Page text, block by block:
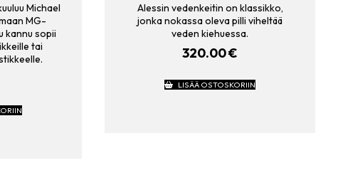
Michael
MG-
kannu sopii
tai
Alessin vedenkeitin on klassikko,
jonka nokassa oleva pilli viheltää
veden kiehuessa.
320.00€
LISÄÄ OSTOSKORIIN